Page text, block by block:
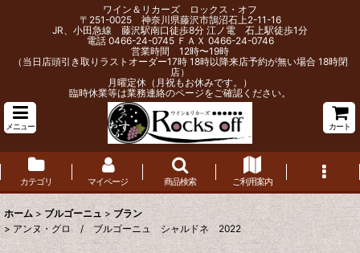
ワイン＆リカーズ ロックス・オフ
〒251-0025 神奈川県藤沢市鵠沼石上2-11-16
JR、小田急線 藤沢駅南口徒歩8分 江ノ電 石上駅徒歩1分
電話 0466-24-0745 ＦＡＸ 0466-24-0746
営業時間 12時〜19時
（当日店頭引き取りラストオーダー17時 18時以降来店予約が無い場合 18時閉
店）
月曜定休（月祝もお休みです。）
臨時休業等は業務連絡のページをご確認ください。
メニュー カート
カテゴリ マイページ 商品検索 ご利用案内
ホーム > ブルゴーニュ > ブラン
> アンヌ・グロ / ブルゴーニュ シャルドネ 2022